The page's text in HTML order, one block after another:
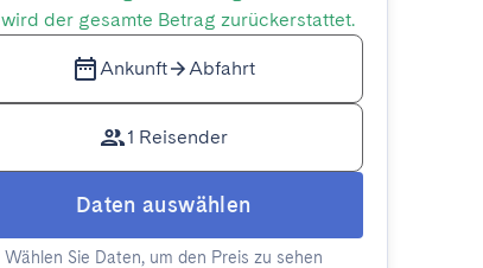
wird der gesamte Betrag zurückerstattet.
Ankunft Abfahrt
1 Reisender
Daten auswählen
Wählen Sie Daten, um den Preis zu sehen